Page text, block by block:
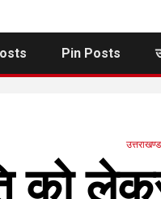
Pin Posts
उत्तराखण्ड
को